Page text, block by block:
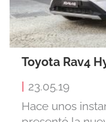
Toyota Rav4
| 23.05.19
Hace unos